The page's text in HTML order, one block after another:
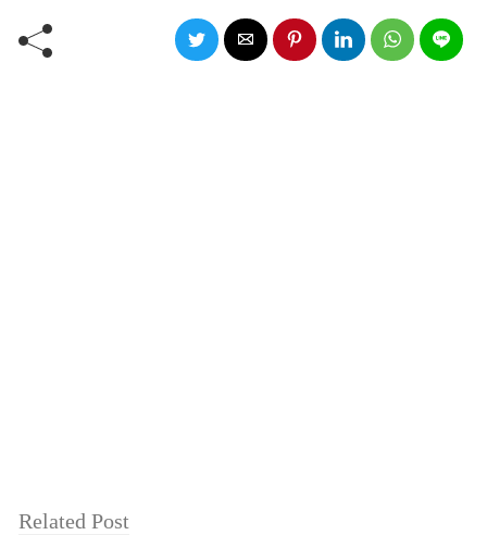
Related Post